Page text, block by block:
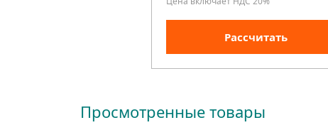
Рассчитать
Просмотренные товары